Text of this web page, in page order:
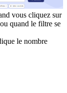
vous cliquez sur
quand le filtre se
le nombre